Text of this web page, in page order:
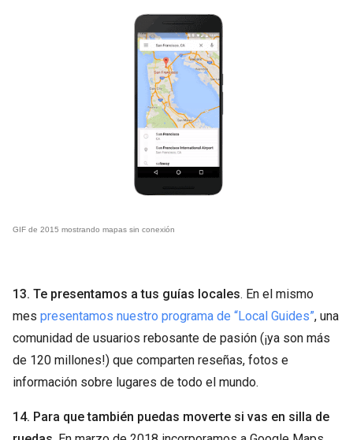
GIF de 2015 mostrando mapas sin conexión
13. Te presentamos a tus guías locales. En el mismo
mes presentamos nuestro programa de “Local Guides”, una
comunidad de usuarios rebosante de pasión (¡ya son más
de 120 millones!) que comparten reseñas, fotos e
información sobre lugares de todo el mundo.
14. Para que también puedas moverte si vas en silla de